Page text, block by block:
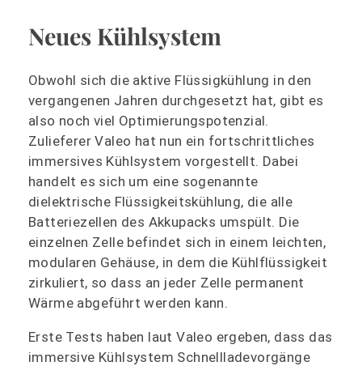
Neues Kühlsystem
Obwohl sich die aktive Flüssigkühlung in den
vergangenen Jahren durchgesetzt hat, gibt es
also noch viel Optimierungspotenzial.
Zulieferer Valeo hat nun ein fortschrittliches
immersives Kühlsystem vorgestellt. Dabei
handelt es sich um eine sogenannte
dielektrische Flüssigkeitskühlung, die alle
Batteriezellen des Akkupacks umspült. Die
einzelnen Zelle befindet sich in einem leichten,
modularen Gehäuse, in dem die Kühlflüssigkeit
zirkuliert, so dass an jeder Zelle permanent
Wärme abgeführt werden kann.
Erste Tests haben laut Valeo ergeben, dass das
immersive Kühlsystem Schnellladevorgänge